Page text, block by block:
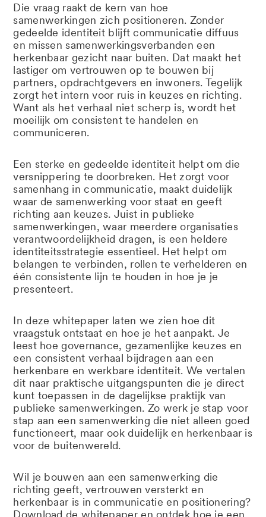
Die vraag raakt de kern van hoe
samenwerkingen zich positioneren. Zonder
gedeelde identiteit blijft communicatie diffuus
en missen samenwerkingsverbanden een
herkenbaar gezicht naar buiten. Dat maakt het
lastiger om vertrouwen op te bouwen bij
partners, opdrachtgevers en inwoners. Tegelijk
zorgt het intern voor ruis in keuzes en richting.
Want als het verhaal niet scherp is, wordt het
moeilijk om consistent te handelen en
communiceren.
Een sterke en gedeelde identiteit helpt om die
versnippering te doorbreken. Het zorgt voor
samenhang in communicatie, maakt duidelijk
waar de samenwerking voor staat en geeft
richting aan keuzes. Juist in publieke
samenwerkingen, waar meerdere organisaties
verantwoordelijkheid dragen, is een heldere
identiteitsstrategie essentieel. Het helpt om
belangen te verbinden, rollen te verhelderen en
één consistente lijn te houden in hoe je je
presenteert.
In deze whitepaper laten we zien hoe dit
vraagstuk ontstaat en hoe je het aanpakt. Je
leest hoe governance, gezamenlijke keuzes en
een consistent verhaal bijdragen aan een
herkenbare en werkbare identiteit. We vertalen
dit naar praktische uitgangspunten die je direct
kunt toepassen in de dagelijkse praktijk van
publieke samenwerkingen. Zo werk je stap voor
stap aan een samenwerking die niet alleen goed
functioneert, maar ook duidelijk en herkenbaar is
voor de buitenwereld.
Wil je bouwen aan een samenwerking die
richting geeft, vertrouwen versterkt en
herkenbaar is in communicatie en positionering?
Download de whitepaper en ontdek hoe je een